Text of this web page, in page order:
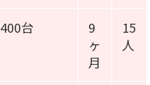
400台
9
ヶ
月
15
人